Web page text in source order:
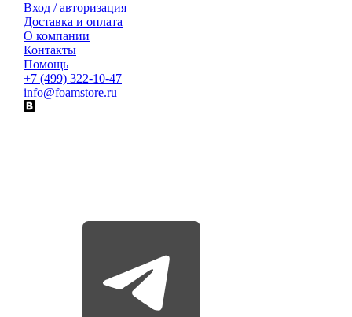
Вход / авторизация
Доставка и оплата
О компании
Контакты
Помощь
+7 (499) 322-10-47
info@foamstore.ru